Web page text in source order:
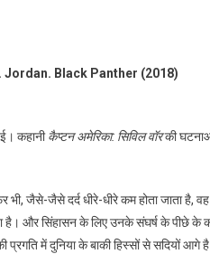
Black Panther (2018)
कहानीकैप्टन अमेरिका: सिविल वॉरकी
भी, जैसे-जैसे दर्द धीरे-धीरे कम होता जाता है,
है। और सिंहासन के लिए उनके संघर्ष के पीछे के
प्रगति में दुनिया के बाकी हिस्सों से सदियों आगे